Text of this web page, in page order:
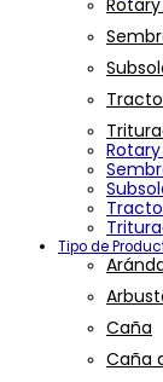
Tipo de
Caña
Caña